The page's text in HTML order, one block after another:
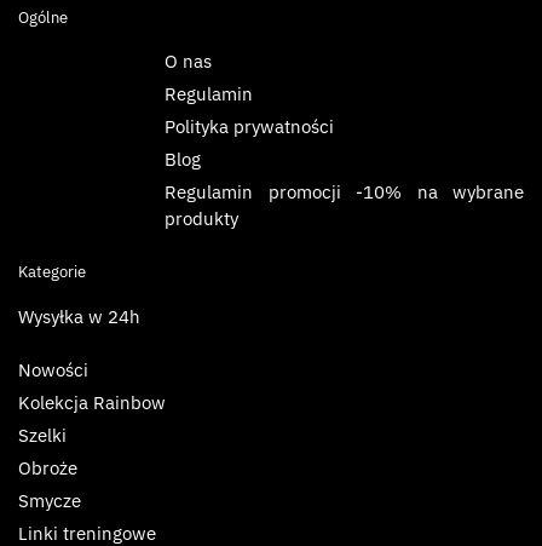
Ogólne
O nas
Regulamin
Polityka prywatności
Blog
Regulamin promocji -10% na wybrane
produkty
Kategorie
Wysyłka w 24h
Nowości
Kolekcja Rainbow
Szelki
Obroże
Smycze
Linki treningowe